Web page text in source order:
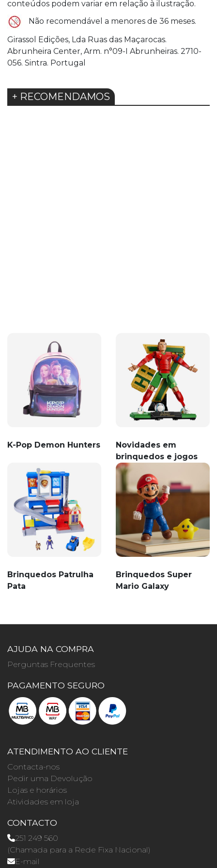
conteúdos podem variar em relação à ilustração.
Não recomendável a menores de 36 meses.
Girassol Edições, Lda Ruas das Maçarocas.
Abrunheira Center, Arm. n°09-I Abrunheiras. 2710-
056. Sintra. Portugal
+ RECOMENDAMOS
K-Pop Demon Hunters
Novidades em
brinquedos e jogos
Brinquedos Patrulha
Pata
Brinquedos Super
Mario Galaxy
AJUDA NA COMPRA
Perguntas Frequentes
PAGAMENTO SEGURO
ATENDIMENTO AO CLIENTE
Contacta-nos
Pedir uma Devolução
Lojas e horários
Atividades em loja
CONTACTO
251 249 560
(Chamada para a Rede Fixa Nacional)
E-mail